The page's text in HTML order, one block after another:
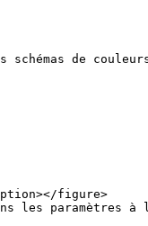
schémas de
les paramètres